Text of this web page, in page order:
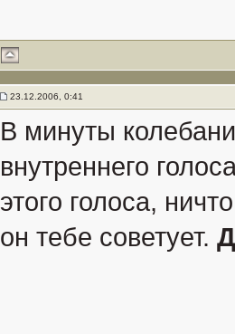
23.12.2006, 0:41
В минуты
внутреннего
этого голоса,
он тебе советует.